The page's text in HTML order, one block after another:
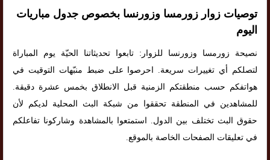
توصيات زوار زورمسا وزورنسا بخصوص جدول مباريات
اليوم
نصيحة زورمسا وزورنسا للزوار: تابعوا تحديثاتنا الحيّة يوم المباراة
لتصلكم أي تغييرات سريعة. احرصوا على ضبط منبّهات التوقيت في
هواتفكم حسب منطقتكم الزمنية قبل الانطلاق بخمس عشرة دقيقة.
للمشاهدين في المنطقة تحققوا من شبكة البث المحلية لديكم لأن
حقوق البث تختلف بين الدول. استمتعوا بالمشاهدة وشاركونا تفاعلكم
في تعليقات الصفحات الخاصة بالموقع.